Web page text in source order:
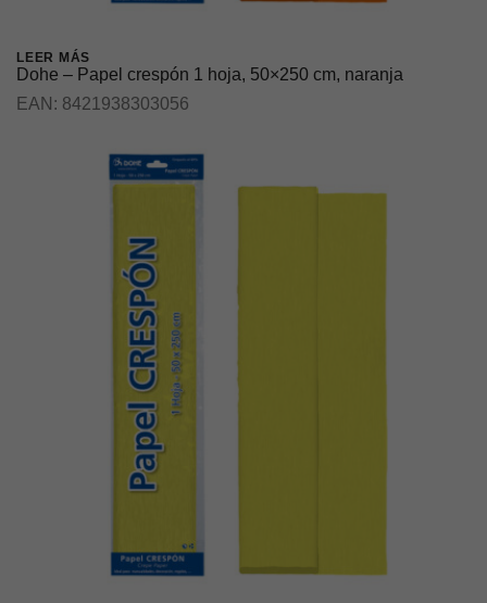
LEER MÁS
Dohe – Papel crespón 1 hoja, 50×250 cm, naranja
EAN: 8421938303056